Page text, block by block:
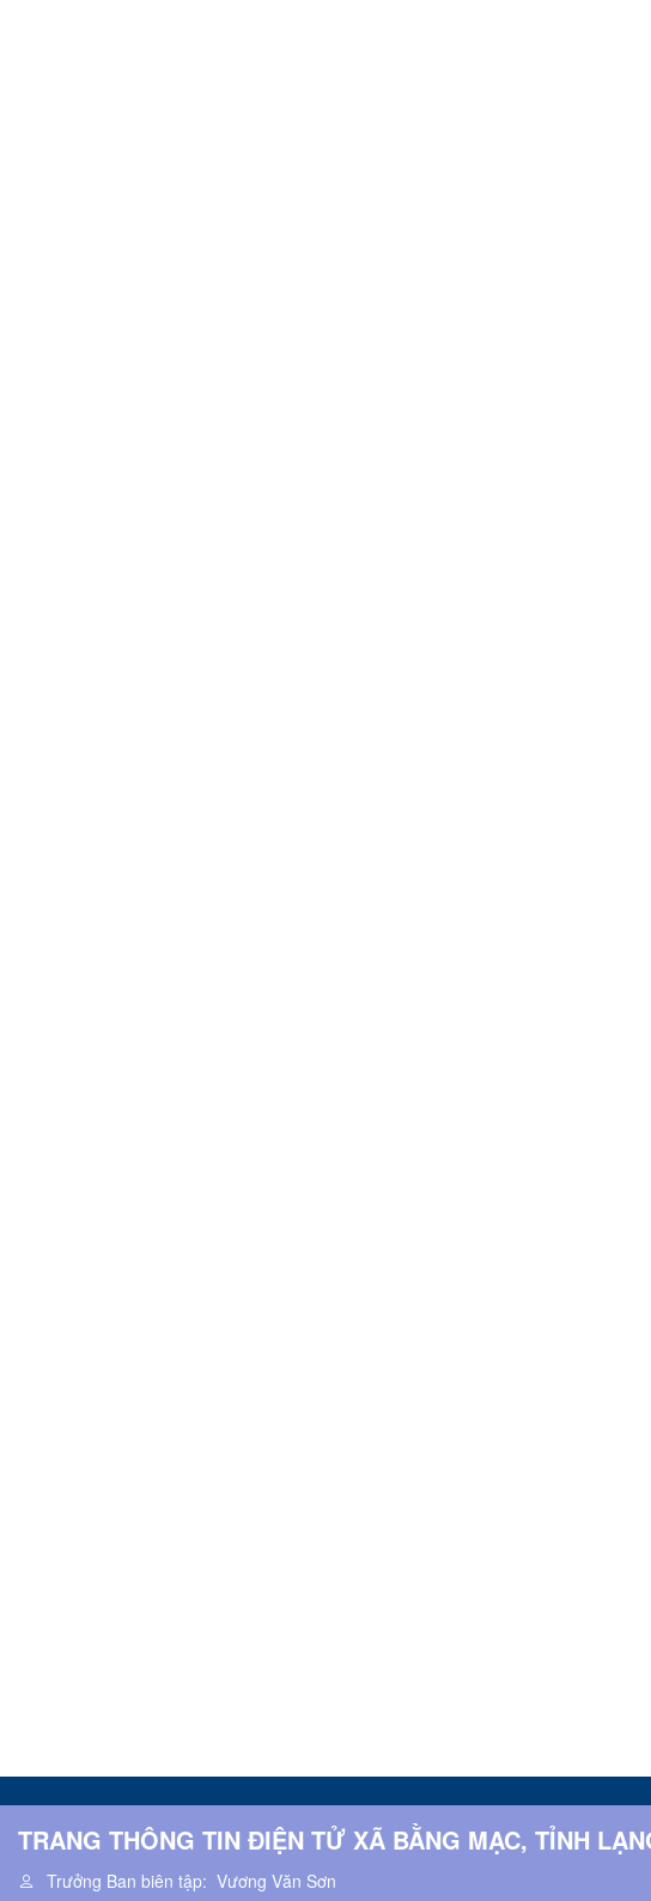
TRANG THÔNG TIN ĐIỆN TỬ XÃ BẰNG MẠC, TỈNH
Trưởng Ban biên tập: Vương Văn Sơn